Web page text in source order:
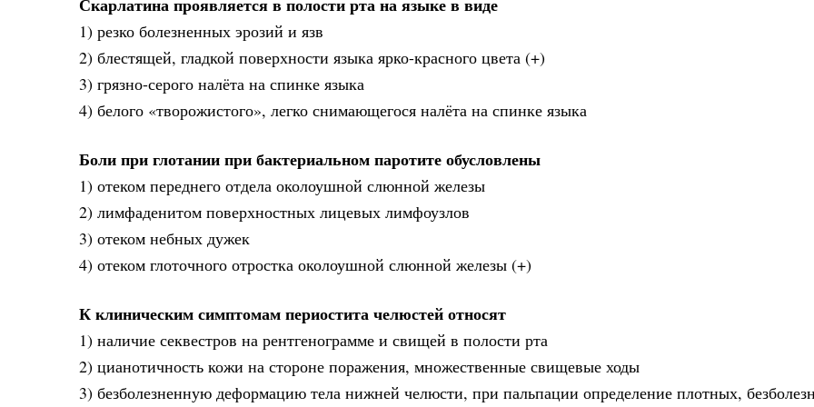
1) резко болезненных эрозий и язв
2) блестящей, гладкой поверхности языка ярко-красного цвета (+)
3) грязно-серого налёта на спинке языка
4) белого «творожистого», легко снимающегося налёта на спинке языка
Боли при глотании при бактериальном паротите обусловлены
1) отеком переднего отдела околоушной слюнной железы
2) лимфаденитом поверхностных лицевых лимфоузлов
3) отеком небных дужек
4) отеком глоточного отростка околоушной слюнной железы (+)
К клиническим симптомам периостита челюстей относят
1) наличие секвестров на рентгенограмме и свищей в полости рта
2) цианотичность кожи на стороне поражения, множественные свищевые ходы
3) безболезненную деформацию тела нижней челюсти, при пальпации определение плотных,